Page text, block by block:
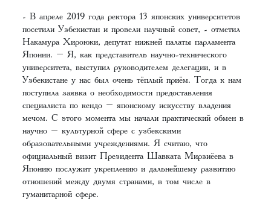
- В апреле 2019 года ректора 13 японских университетов
посетили Узбекистан и провели научный совет, - отметил
Накамура Хироюки, депутат нижней палаты парламента
Японии. – Я, как представитель научно-технического
университета, выступил руководителем делегации, и в
Узбекистане у нас был очень тёплый приём. Тогда к нам
поступила заявка о необходимости предоставления
специалиста по кендо – японскому искусству владения
мечом. С этого момента мы начали практический обмен в
научно – культурной сфере с узбекскими
образовательными учреждениями. Я считаю, что
официальный визит Президента Шавката Мирзиёева в
Японию послужит укреплению и дальнейшему развитию
отношений между двумя странами, в том числе в
гуманитарной сфере.